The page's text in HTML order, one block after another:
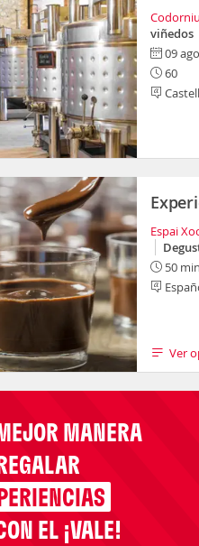
Codorniu
viñedos
09
60
Espai
50
Ver
MANERA
EL ¡VALE!